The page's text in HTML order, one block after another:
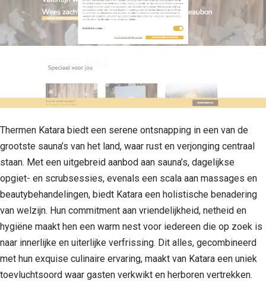
Thermen Katara biedt een serene ontsnapping in een van de
grootste sauna’s van het land, waar rust en verjonging centraal
staan. Met een uitgebreid aanbod aan sauna’s, dagelijkse
opgiet- en scrubsessies, evenals een scala aan massages en
beautybehandelingen, biedt Katara een holistische benadering
van welzijn. Hun commitment aan vriendelijkheid, netheid en
hygiëne maakt hen een warm nest voor iedereen die op zoek is
naar innerlijke en uiterlijke verfrissing. Dit alles, gecombineerd
met hun exquise culinaire ervaring, maakt van Katara een uniek
toevluchtsoord waar gasten verkwikt en herboren vertrekken.